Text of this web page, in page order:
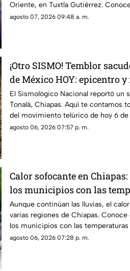
Oriente, en Tuxtla Gutiérrez.
continuación.
agosto 07, 2026 09:48 a. m.
¡Otro SISMO! Temblor
de México HOY: epicentro
El Sismológico Nacional reportó un
Tonalá, Chiapas. Aquí te contamos
del movimiento telúrico de hoy 6 de
2026.
agosto 06, 2026 07:57 p. m.
Calor sofocante en
los municipios con las
más altas este viernes 7 de
Aunque continúan las lluvias, el
varias regiones de Chiapas. Conoce
los municipios con las temperaturas
agosto 06, 2026 07:28 p. m.